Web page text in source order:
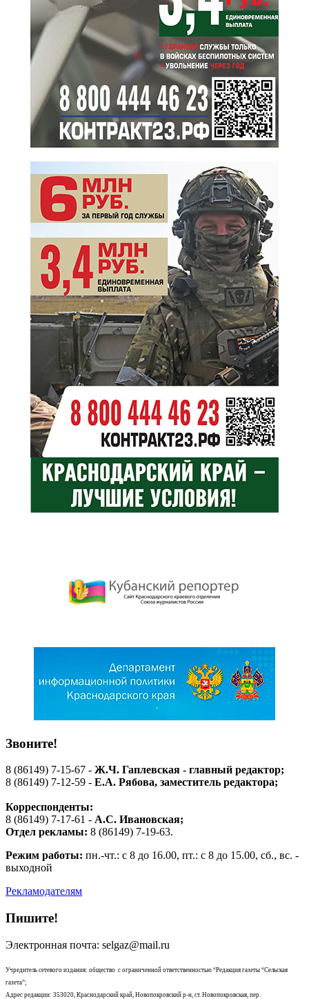
Звоните!
8 (86149) 7-15-67 - Ж.Ч. Гаплевская - главный редактор;
8 (86149) 7-12-59 - Е.А. Рябова, заместитель редактора;
Корреспонденты:
8 (86149) 7-17-61 - А.С. Ивановская;
Отдел рекламы: 8 (86149) 7-19-63.
Режим работы: пн.-чт.: с 8 до 16.00, пт.: с 8 до 15.00, сб., вс. -
выходной
Рекламодателям
Пишите!
Электронная почта: selgaz@mail.ru
Учредитель сетевого издания: общество с ограниченной ответственностью “Редакция газеты “Сельская
газета”;
Адрес редакции: 353020, Краснодарский край, Новопокровский р-н, ст. Новопокровская, пер.